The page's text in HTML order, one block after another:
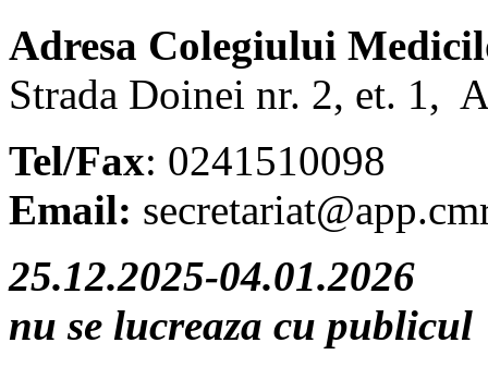
Adresa Colegiului
Strada Doinei nr. 2, et. 1,
Tel/Fax: 0241510098
Email:
25.12.2025-04.01.2026
nu se lucreaza cu publicul